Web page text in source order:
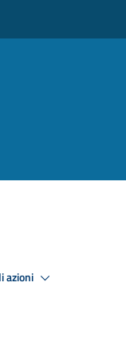
azioni